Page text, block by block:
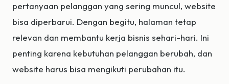
pertanyaan pelanggan yang sering muncul, website
bisa diperbarui. Dengan begitu, halaman tetap
relevan dan membantu kerja bisnis sehari-hari. Ini
penting karena kebutuhan pelanggan berubah, dan
website harus bisa mengikuti perubahan itu.